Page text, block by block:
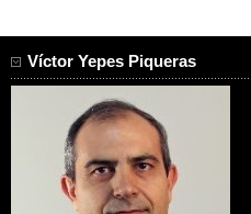
Víctor Yepes Piqueras